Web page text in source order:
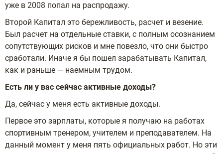
уже в 2008 попал на распродажу.
Второй Капитал это бережливость, расчет и везение.
Был расчет на отдельные ставки, с полным осознанием
сопутствующих рисков и мне повезло, что они быстро
сработали. Иначе я бы пошел зарабатывать Капитал,
как и раньше — наемным трудом.
Есть ли у вас сейчас активные доходы?
Да, сейчас у меня есть активные доходы.
Первое это зарплаты, которые я получаю на работах
спортивным тренером, учителем и преподавателем. На
данный момент у меня пять официальных работ. Но эти